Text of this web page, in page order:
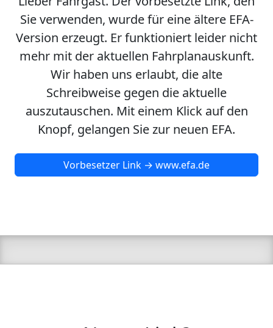
Sie verwenden, wurde für eine ältere EFA-
Version erzeugt. Er funktioniert leider nicht
mehr mit der aktuellen Fahrplanauskunft.
Wir haben uns erlaubt, die alte
Schreibweise gegen die aktuelle
auszutauschen. Mit einem Klick auf den
Knopf, gelangen Sie zur neuen EFA.
Vorbesetzer Link → www.efa.de